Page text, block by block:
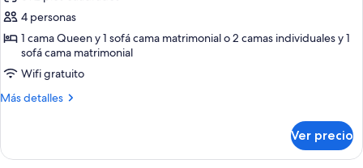
fotos
de
Prestige
Suite
4 personas
1 cama Queen y 1 sofá cama matrimonial o 2 camas individuales y 1
sofá cama matrimonial
Wifi gratuito
Más detalles
Más
Suite
Ver precio